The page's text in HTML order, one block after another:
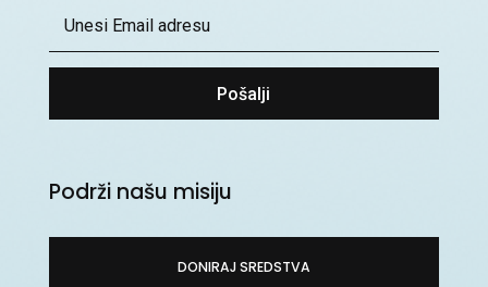
Pošalji
Podrži našu misiju
DONIRAJ SREDSTVA